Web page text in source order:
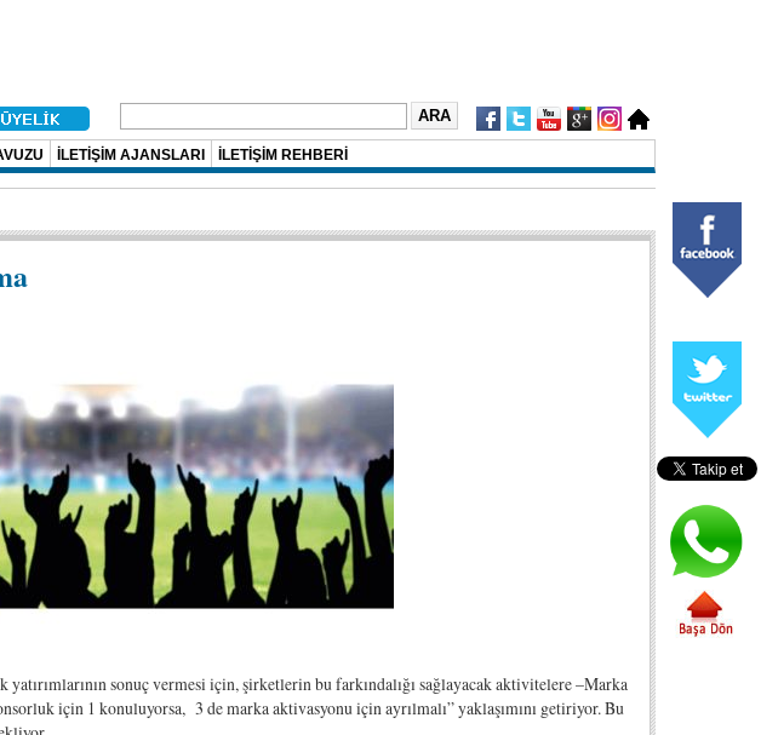
İLETİŞİM AJANSLARI İLETİŞİM REHBERİ
sonuç vermesi için, şirketlerin bu farkındalığı sağlayacak aktivitelere –Marka
için 1 konuluyorsa, 3 de marka aktivasyonu için ayrılmalı” yaklaşımını getiriyor. Bu